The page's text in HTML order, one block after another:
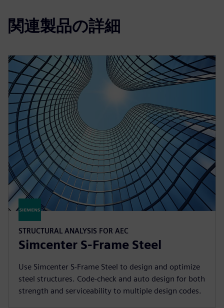
関連製品の詳細
STRUCTURAL ANALYSIS FOR AEC
Simcenter S-Frame Steel
Use Simcenter S-Frame Steel to design and optimize
steel structures. Code-check and auto design for both
strength and serviceability to multiple design codes.